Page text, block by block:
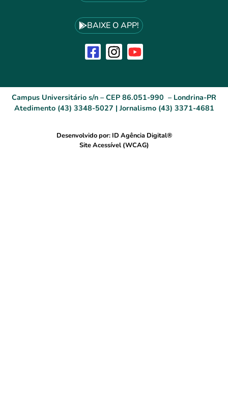
BAIXE O APP!
Campus Universitário s/n – CEP 86.051-990 – Londrina-PR
Atedimento (43) 3348-5027 | Jornalismo (43) 3371-4681
Desenvolvido por: ID Agência Digital®
Site Acessível (WCAG)